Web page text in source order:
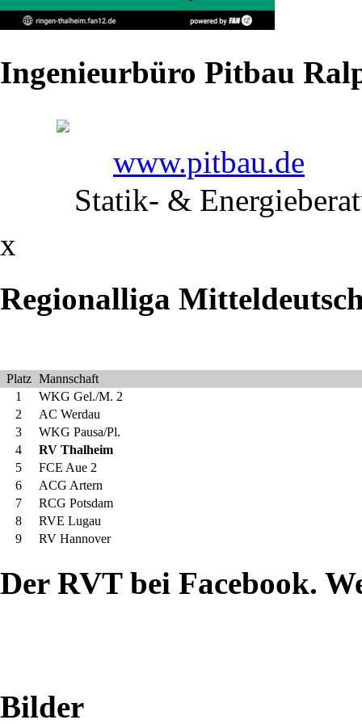
Ingenieurbüro Pitbau
www.pitbau.de
Statik- &
x
Regionalliga
Platz Mannschaft
1
WKG Gel./M. 2
2
AC Werdau
3
WKG Pausa/Pl.
4
RV Thalheim
5
FCE Aue 2
6
ACG Artern
7
RCG Potsdam
8
RVE Lugau
9
RV Hannover
Der RVT bei Facebook.
Bilder
–
Direkter
Vergleich
Potsdam
vs.
RSK
Gelenau
29:28
b
–
Direkter
Vergleich
vs.